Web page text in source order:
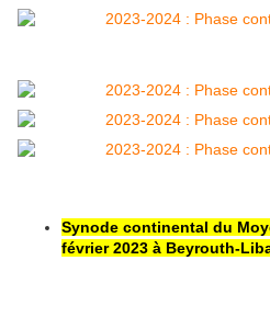
Synode continental du
février 2023 à Beyrouth-